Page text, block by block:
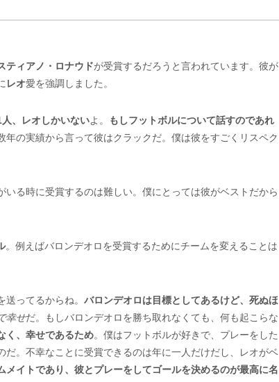
ティアノ・ロナウドが受賞するだろうと言われています。彼が
レオ愛を強調しました。
、レオしかいないよ。
もしフットボルについて話すのであれ
年の実績から言って彼はクラックだ。僕は彼をすごくリスペク
いる時に受賞するのは難しい。僕にとっては彼がベストだから
。例えばバロンデオロを受賞するためにチームを変えることは
ってるからね。 バロンデオロは目標としてあるけど、死ぬほ
幸せだ。もしバロンデオロを勝ち取れなくても、何も起こらな
く、幸せであるため。僕はフットボルが好きで、プレーをした
。不幸なことに受賞できるのは年に一人だけだし、レオがベ
メイトであり、彼とプレーをしてゴールを決めるのが最高に名